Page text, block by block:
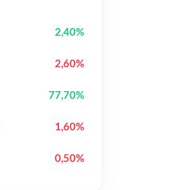
2,40%
2,60%
77,70%
1,60%
0,50%